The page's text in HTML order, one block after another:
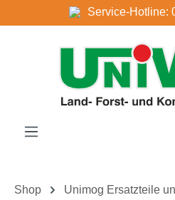
Zum Hauptinhalt springen
Service-Hotline:
Shop
Unimog Ersatzteile